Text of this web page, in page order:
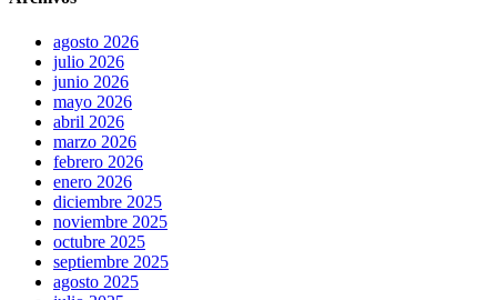
agosto 2026
julio 2026
junio 2026
mayo 2026
abril 2026
marzo 2026
febrero 2026
enero 2026
diciembre 2025
noviembre 2025
octubre 2025
septiembre 2025
agosto 2025